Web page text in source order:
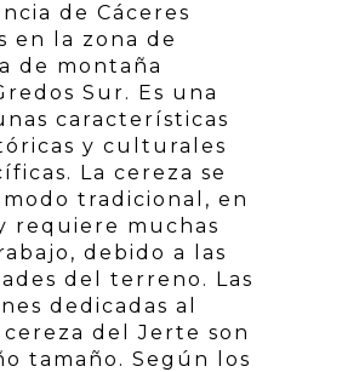
de Cáceres
en la zona de
de montaña
Sur. Es una
características
y culturales
La cereza se
tradicional, en
requiere muchas
debido a las
del terreno. Las
dedicadas al
del Jerte son
tamaño. Según los